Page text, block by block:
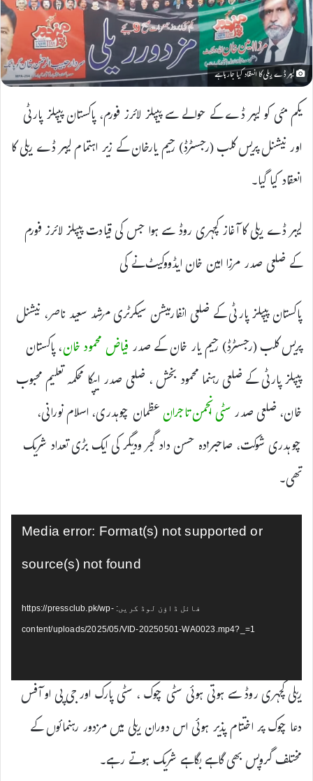
لیبر ڈے ریلی کا انعقاد کیا جارہاہے
یکم مئی کو لیبر ڈے کے حوالے سے پیپلز لائرز فورم، پاکستان پیپلز پارٹی
اور نیشنل پریس کلب (رجسٹرڈ) رحیم یارخان کے زیر اہتمام لیبر ڈے ریلی کا
انعقاد کیا گیا۔
لیبر ڈے ریلی کا آغاز کچہری روڈ سے ہوا جس کی قیادت پیپلز لائرز فورم
کے ضلعی صدر مرزا امین خان ایڈووکیٹ نے کی
پاکستان پیپلز پارٹی کے ضلعی انفارمیشن سیکرٹری مرشد سعید ناصر، نیشنل
پریس کلب (رجسٹرڈ) رحیم یار خان کے صدرفیاض محمود خان، پاکستان
پیپلز پارٹی کے ضلعی رہنما محمود بخش ، ضلعی صدر ایپکا محکمہ تعلیم محبوب
خان، ضلعی صدرسٹی انجمن تاجرانعظمان چوہدری، اسلام نورانی،
چوہدری شوکت، صاحبزادہ حسن داد گجر ودیگر کی ایک بڑی تعداد شریک
تھی۔
Media error: Format(s) not supported or
source(s) not found
فائل ڈاؤن لوڈ کریں: https://pressclub.pk/wp-
content/uploads/2025/05/VID-20250501-WA0023.mp4?_=1
ریلی کچہری روڈ سے ہوتی ہوئی سٹی چوک ، سٹی پارک اور جی پی او آفس
دعا چوک پر اختتام پذیر ہوئی اس دوران ریلی میں مزدور رہنمائوں کے
مختلف گروپس بھی گاہے بگاہے شریک ہوتے رہے۔